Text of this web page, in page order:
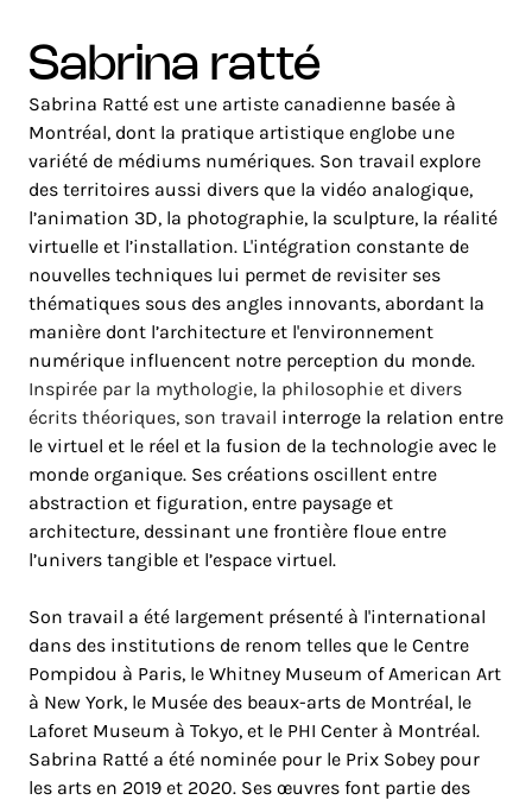
sabrina ratté
Sabrina Ratté est une artiste canadienne basée à
Montréal, dont la pratique artistique englobe une
variété de médiums numériques. Son travail explore
des territoires aussi divers que la vidéo analogique,
l’animation 3D, la photographie, la sculpture, la réalité
virtuelle et l’installation. L'intégration constante de
nouvelles techniques lui permet de revisiter ses
thématiques sous des angles innovants, abordant la
manière dont l’architecture et l'environnement
numérique influencent notre perception du monde.
Inspirée par la mythologie, la philosophie et divers
écrits théoriques, son travail interroge la relation entre
le virtuel et le réel et la fusion de la technologie avec le
monde organique. Ses créations oscillent entre
abstraction et figuration, entre paysage et
architecture, dessinant une frontière floue entre
l’univers tangible et l’espace virtuel.
Son travail a été largement présenté à l'international
dans des institutions de renom telles que le Centre
Pompidou à Paris, le Whitney Museum of American Art
à New York, le Musée des beaux-arts de Montréal, le
Laforet Museum à Tokyo, et le PHI Center à Montréal.
Sabrina Ratté a été nominée pour le Prix Sobey pour
les arts en 2019 et 2020. Ses œuvres font partie des